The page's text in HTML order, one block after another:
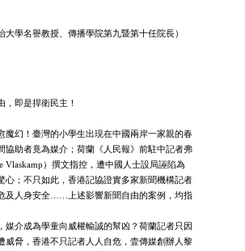
大學名譽教授、傳播學院第九暨第十任院長）
，即是捍衛民主！
魔幻！臺灣的小學生出現在中國兩岸一家親的春
協助者竟為媒介；荷蘭《人民報》前駐中記者弗
Vlaskamp）撰文指控，遭中國人士設局誣陷為
心；不只如此，香港記協證實多家新聞機構記者
及人身安全……上述影響新聞自由的案例，均指
媒介成為學童向威權輸誠的幫凶？荷蘭記者只因
威脅，香港不只記者人人自危，壹傳媒創辦人黎